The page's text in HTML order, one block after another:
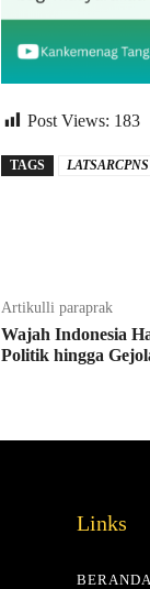
Post Views: 183
TAGS LATSARCPNS
Artikulli paraprak
Wajah Indonesia
Politik hingga
Links
BERANDA